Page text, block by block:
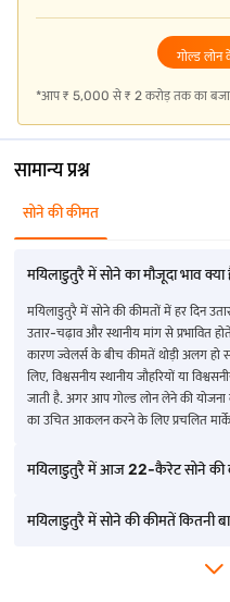
गोल्ड लोन
*आप ₹ 5,000 से ₹ 2 करोड़ तक का बजाज
सामान्य प्रश्न
सोने की कीमत
मयिलाडुतुरै में सोने का मौजूदा भाव क्या
मयिलाडुतुरै में सोने की कीमतों में हर दिन
उतार-चढ़ाव और स्थानीय मांग से प्रभावित
कारण ज्वेलर्स के बीच कीमतें थोड़ी अलग
लिए, विश्वसनीय स्थानीय जौहरियों या
जाती है. अगर आप गोल्ड लोन लेने की
का उचित आकलन करने के लिए प्रचलित
मयिलाडुतुरै में आज 22-कैरेट सोने की
मयिलाडुतुरै में सोने की कीमतें कितनी